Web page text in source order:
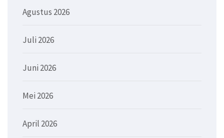
Agustus 2026
Juli 2026
Juni 2026
Mei 2026
April 2026